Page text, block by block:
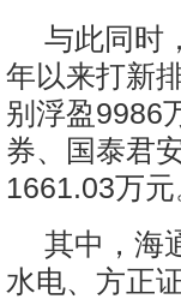
与此同时
年以来打新
别浮盈9986
券、国泰君
1661.03万元
其中，海
水电、方正